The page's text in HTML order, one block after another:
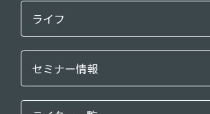
ライフ
セミナー情報